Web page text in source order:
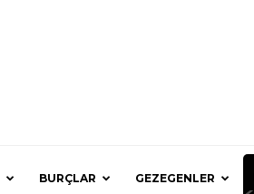
BURÇLAR GEZEGENLER